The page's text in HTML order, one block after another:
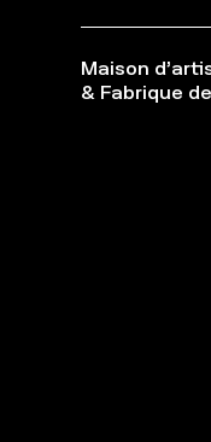
Maison
& Fabrique